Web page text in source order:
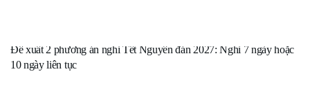
Đề xuất 2 phương án nghỉ Tết Nguyên đán 2027: Nghỉ 7 ngày hoặc
10 ngày liên tục